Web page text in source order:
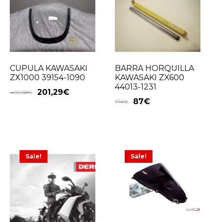
CUPULA KAWASAKI
ZX1000 39154-1090
402,58€ 201,29€
BARRA HORQUILLA
KAWASAKI ZX600
44013-1231
174€ 87€
Sale! Sale!